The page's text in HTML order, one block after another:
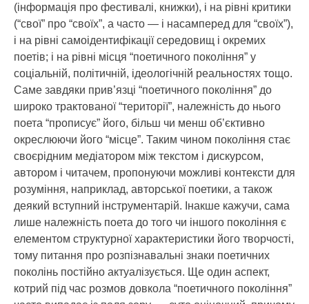
(інформація про фестивалі, книжки), і на рівні критики
(“свої” про “своїх”, а часто — і насамперед для “своїх”),
і на рівні самоідентифікації середовищ і окремих
поетів; і на рівні місця “поетичного покоління” у
соціальній, політичній, ідеологічній реальностях тощо.
Саме завдяки прив’язці “поетичного покоління” до
широко трактованої “території”, належність до нього
поета “прописує” його, більш чи менш об’єктивно
окреслюючи його “місце”. Таким чином покоління стає
своєрідним медіатором між текстом і дискурсом,
автором і читачем, пропонуючи можливі контексти для
розуміння, наприклад, авторської поетики, а також
деякий вступний інструментарій. Інакше кажучи, сама
лише належність поета до того чи іншого покоління є
елементом структурної характеристики його творчості,
тому питання про розпізнавальні знаки поетичних
поколінь постійно актуалізується. Ще один аспект,
котрий під час розмов довкола “поетичного покоління”